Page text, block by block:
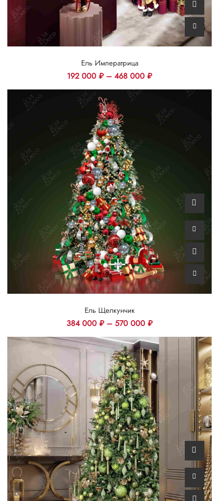
Ель Императрица
192 000 ₽– 468 000 ₽
Ель Щелкунчик
384 000 ₽– 570 000 ₽